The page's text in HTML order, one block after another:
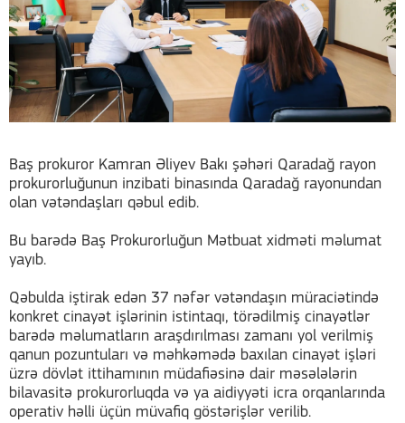
Baş prokuror Kamran Əliyev Bakı şəhəri Qaradağ rayon
prokurorluğunun inzibati binasında Qaradağ rayonundan
olan vətəndaşları qəbul edib.
Bu barədə Baş Prokurorluğun Mətbuat xidməti məlumat
yayıb.
Qəbulda iştirak edən 37 nəfər vətəndaşın müraciətində
konkret cinayət işlərinin istintaqı, törədilmiş cinayətlər
barədə məlumatların araşdırılması zamanı yol verilmiş
qanun pozuntuları və məhkəmədə baxılan cinayət işləri
üzrə dövlət ittihamının müdafiəsinə dair məsələlərin
bilavasitə prokurorluqda və ya aidiyyəti icra orqanlarında
operativ həlli üçün müvafiq göstərişlər verilib.